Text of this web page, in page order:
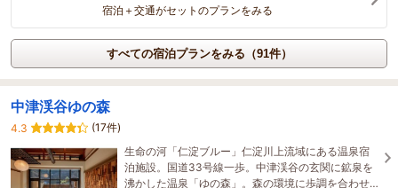
宿泊＋交通がセットのプランをみる
すべての宿泊プランをみる（91件）
中津渓谷ゆの森
4.3
(17件)
生命の河「仁淀ブルー」仁淀川上流域にある温泉宿
泊施設。国道33号線一歩。中津渓谷の玄関に鉱泉を
沸かした温泉「ゆの森」。森の環境に歩調を合わせ